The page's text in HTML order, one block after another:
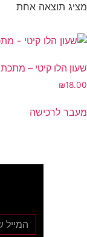
מציג תוצאה אחת
שעון הלו קיטי – מתכת
₪18.00
מעבר לרכישה